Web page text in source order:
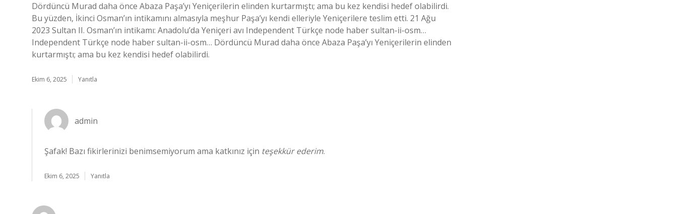
Dördüncü Murad daha önce Abaza Paşa’yı Yeniçerilerin elinden kurtarmıştı; ama bu kez kendisi hedef olabilirdi.
Bu yüzden, İkinci Osman’ın intikamını almasıyla meşhur Paşa’yı kendi elleriyle Yeniçerilere teslim etti. 21 Ağu
2023 Sultan II. Osman’ın intikamı: Anadolu’da Yeniçeri avı Independent Türkçe node haber sultan-ii-osm…
Independent Türkçe node haber sultan-ii-osm… Dördüncü Murad daha önce Abaza Paşa’yı Yeniçerilerin elinden
kurtarmıştı; ama bu kez kendisi hedef olabilirdi.
Ekim 6, 2025 Yanıtla
admin
Şafak! Bazı fikirlerinizi benimsemiyorum ama katkınız için teşekkür ederim.
Ekim 6, 2025 Yanıtla